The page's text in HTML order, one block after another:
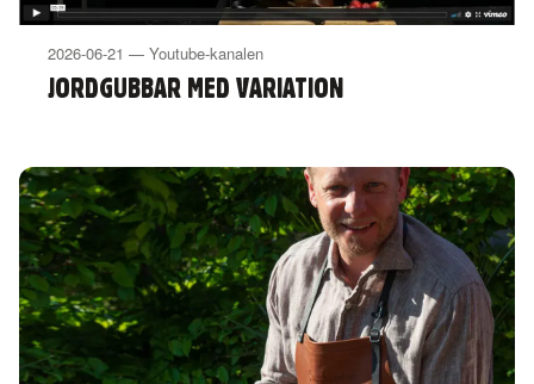
2026-06-21 — Youtube-kanalen
JORDGUBBAR MED VARIATION